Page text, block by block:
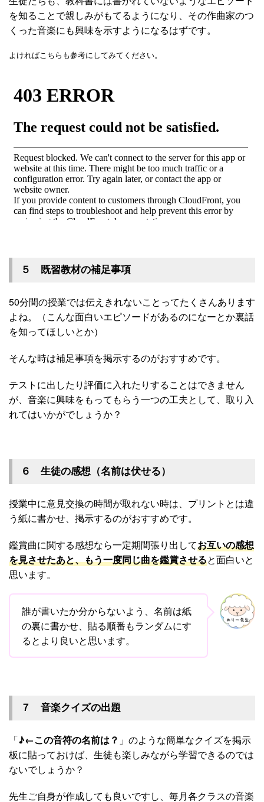
を知ることで親しみがもてるようになり、その作曲家のつ
くった音楽にも興味を示すようになるはずです。
よければこちらも参考にしてみてください。
５ 既習教材の補足事項
50分間の授業では伝えきれないことってたくさんあります
よね。（こんな面白いエピソードがあるのになーとか裏話
を知ってほしいとか）
そんな時は補足事項を掲示するのがおすすめです。
テストに出したり評価に入れたりすることはできません
が、音楽に興味をもってもらう一つの工夫として、取り入
れてはいかがでしょうか？
６ 生徒の感想（名前は伏せる）
授業中に意見交換の時間が取れない時は、プリントとは違
う紙に書かせ、掲示するのがおすすめです。
鑑賞曲に関する感想なら一定期間張り出してお互いの感想
を見させたあと、もう一度同じ曲を鑑賞させると面白いと
思います。
誰が書いたか分からないよう、名前は紙
の裏に書かせ、貼る順番もランダムにす
るとより良いと思います。
７ 音楽クイズの出題
「♪←この音符の名前は？ 」のような簡単なクイズを掲示
板に貼っておけば、生徒も楽しみながら学習できるのでは
ないでしょうか？
先生ご自身が作成しても良いですし、毎月各クラスの音楽